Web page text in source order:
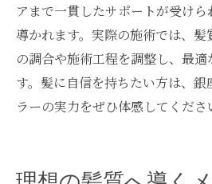
アまで一貫したサポートが受け
導かれます。実際の施術では、
の調合や施術工程を調整し、最
す。髪に自信を持ちたい方は、
ラーの実力をぜひ体感してくださ